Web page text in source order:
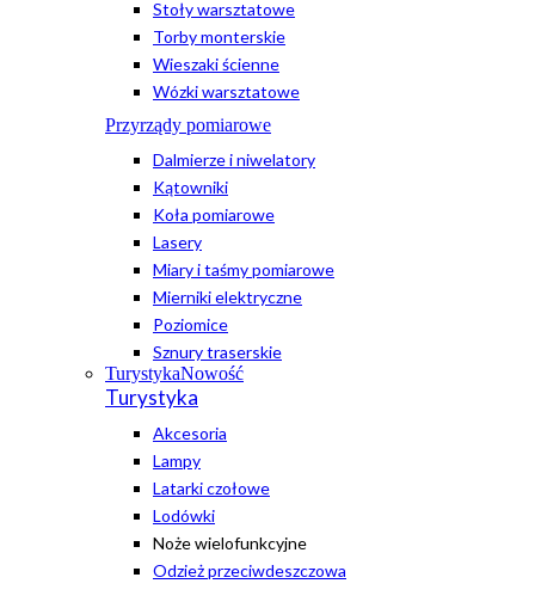
Stoły warsztatowe
Torby monterskie
Wieszaki ścienne
Wózki warsztatowe
Przyrządy pomiarowe
Dalmierze i niwelatory
Kątowniki
Koła pomiarowe
Lasery
Miary i taśmy pomiarowe
Mierniki elektryczne
Poziomice
Sznury traserskie
TurystykaNowość
Turystyka
Akcesoria
Lampy
Latarki czołowe
Lodówki
Noże wielofunkcyjne
Odzież przeciwdeszczowa